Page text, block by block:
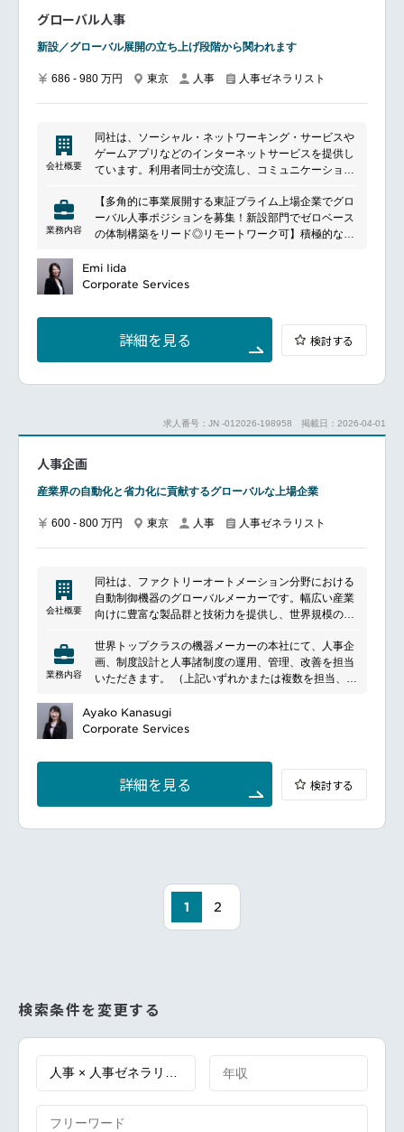
提供している世界最大級の計測機器メーカーである当
します。。
学校対応
紹介会社、エージェントとの打ち合わせ
面接対応
＜将来的にお任せする業務＞
人事制度の運用
新卒研修など
■英語を使う環境
とりや上長とのコミュニケーションメールにて英語を
用います。
また、面接対応の際に英語でのコミュニケ―ションが
■働き方
ます。(車通勤も可能です)
ます。
グローバル人事
新設／グローバル展開の立ち上げ段階から関われます
686 - 980 万円 東京 人事 人事ゼネラリスト
会社概要
同社は、ソーシャル・ネットワーキング・サービスや
ゲームアプリなどのインターネットサービスを提供し
ています。利用者同士が交流し、コミュニケーション
なコンテンツやサービスを通じて人々のつながりを促
進しています。ユーザーは個人情報や趣味嗜好に基づ
いて、興味のあるコミュニティやイベントに参加する
が楽しみながら友達と競ったり、協力したりする機会
を提供しています。同社のサービスは、幅広い年齢層
おけるコミュニケーションや娯楽の一部として親しま
れています。
業務内容
【多角的に事業展開する東証プライム上場企業でグロ
ーバル人事ポジションを募集！新設部門でゼロベース
の体制構築をリード◎リモートワーク可】​積極的な海
ポートを行う新設部門における求人です。駐在者管理
や海外グループ会社のガバナンス対応など、同社のグ
回以上の出社は必要ですが、リモートワークも可能。
フレキシブルな働き方を提供する環境で、ご経験を活
かしませんか。​​■具体的な業務内容：
​事業のグローバル展開において、フレームワーク構
安全衛生、帯同者対応など。ベンダーとの対応あり）
事項の報告を受け、対応の検討・実施を行う​┗法改正
運用​​※海外出張の可能性有（主にオーストラリア、短
繁閑に応じて）​■ポジションの魅力：
​・1000人を超える規模かつプライム上場企業ではあり
ますが、グローバル展開は初期の立ち上げ段階である
ことから、ルーティン業務というよりはゼロベースで
課題抽出・改善提案・体制構築ができる環境です。​・
PJ責任者として、ご自身の知見を活かした業務遂行
や、リーダーシップを発揮いただきながらご活躍いた
の連携が密であるため、事業側のニーズを把握し人事
的な対応をすることで、やりがいを感じながら多角的
な視野・視点を育むことができます。​​■利用ツール：
Emi Iida
Corporate Services
詳細を見る 検討する
求人番号：JN -012026-198958 掲載日：2026-04-01
人事企画
産業界の自動化と省力化に貢献するグローバルな上場企業
600 - 800 万円 東京 人事 人事ゼネラリスト
会社概要
同社は、ファクトリーオートメーション分野における
自動制御機器のグローバルメーカーです。幅広い産業
向けに豊富な製品群と技術力を提供し、世界規模の生
や環境配慮を重視した事業姿勢も特長です。
業務内容
世界トップクラスの機器メーカーの本社にて、人事企
画、制度設計と人事諸制度の運用、管理、改善を担当
いただきます。 （上記いずれかまたは複数を担当、単
業務内容：
人事諸制度の企画、設計
管理、法改正対応
昇降格運営、賞罰運営、戦略的な異動・配置の企画・
ダイバーシティ推進・働き方改革・DEI推進等
Ayako Kanasugi
Corporate Services
詳細を見る 検討する
1 2
検索条件を変更する